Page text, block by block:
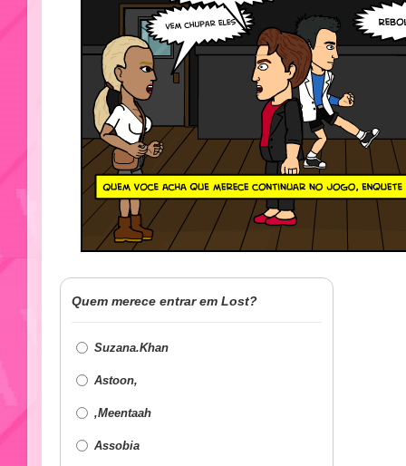
Quem merece entrar em Lost?
Suzana.Khan
Astoon,
,Meentaah
Assobia